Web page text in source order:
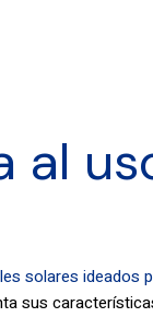
al
solares ideados
sus